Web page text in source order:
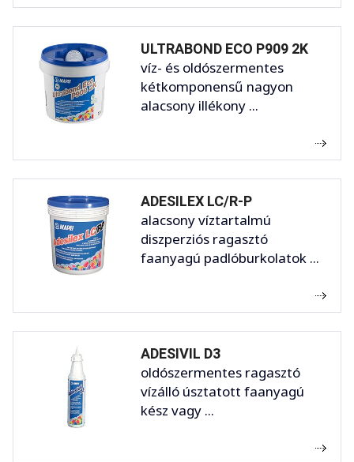
ULTRABOND ECO P909 2K
víz- és oldószermentes
kétkomponensű nagyon
alacsony illékony ...
ADESILEX LC/R-P
alacsony víztartalmú
diszperziós ragasztó
faanyagú padlóburkolatok ...
ADESIVIL D3
oldószermentes ragasztó
vízálló úsztatott faanyagú
kész vagy ...